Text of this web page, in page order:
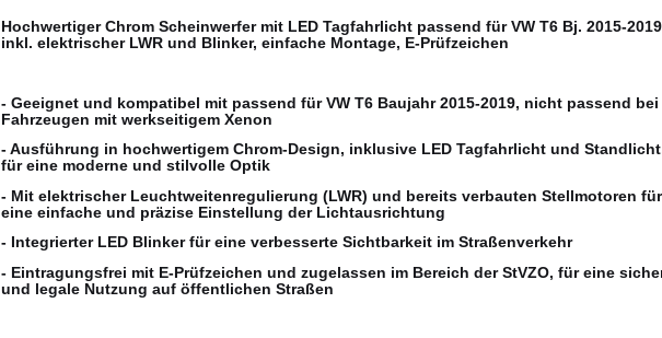
Hochwertiger Chrom Scheinwerfer mit LED Tagfahrlicht passend für VW T6 Bj. 2015-
inkl. elektrischer LWR und Blinker, einfache Montage, E-Prüfzeichen
- Geeignet und kompatibel mit passend für VW T6 Baujahr 2015-2019, nicht passend bei
Fahrzeugen mit werkseitigem Xenon
- Ausführung in hochwertigem Chrom-Design, inklusive LED Tagfahrlicht und
für eine moderne und stilvolle Optik
- Mit elektrischer Leuchtweitenregulierung (LWR) und bereits verbauten Stellmotoren für
eine einfache und präzise Einstellung der Lichtausrichtung
- Integrierter LED Blinker für eine verbesserte Sichtbarkeit im Straßenverkehr
- Eintragungsfrei mit E-Prüfzeichen und zugelassen im Bereich der StVZO, für eine
und legale Nutzung auf öffentlichen Straßen